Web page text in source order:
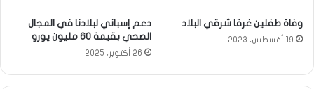
وفاة طفلين غرقا شرقي البلاد
19 أغسطس، 2023
دعم إسباني لبلادنا في المجال
الصحي بقيمة 60 مليون يورو
26 أكتوبر، 2025